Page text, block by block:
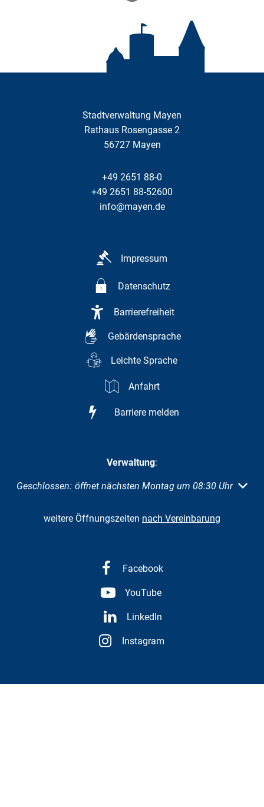
Stadtverwaltung Mayen
Rathaus Rosengasse 2
56727 Mayen
+49 2651 88-0
+49 2651 88-52600
info@mayen.de
Impressum
Datenschutz
Barrierefreiheit
Gebärdensprache
Leichte Sprache
Anfahrt
Barriere melden
Verwaltung:
Klicken, um weitere Öffnungs- oder Schließzeiten
Geschlossen: öffnet nächsten Montag um 08:30 Uhr
weitere Öffnungszeiten nach Vereinbarung
Facebook
YouTube
LinkedIn
Instagram